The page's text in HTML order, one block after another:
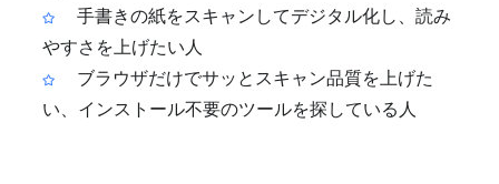
手書きの紙をスキャンしてデジタル化し、読み
やすさを上げたい人
ブラウザだけでサッとスキャン品質を上げた
い、インストール不要のツールを探している人